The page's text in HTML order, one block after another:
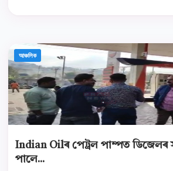
আঞ্চলিক
Indian Oilৰ পেট্ৰল পাম্পত ডিজেলৰ
পালে...